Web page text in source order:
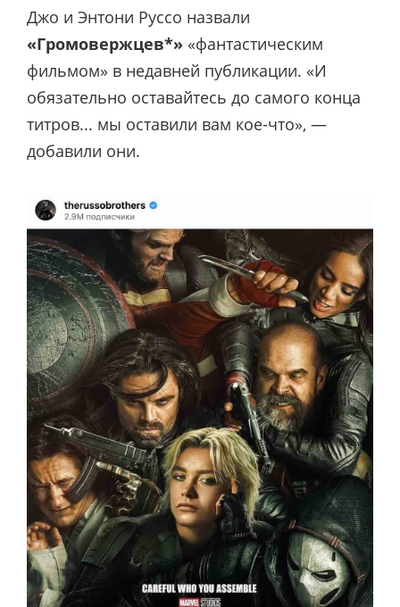
Джо и Энтони Руссо назвали
«Громовержцев*» «фантастическим
фильмом» в недавней публикации. «И
обязательно оставайтесь до самого конца
титров... мы оставили вам кое-что», —
добавили они.